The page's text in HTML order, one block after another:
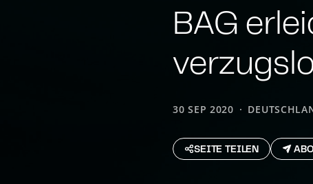
BAG
30 SEP 2020
SEITE TEILEN